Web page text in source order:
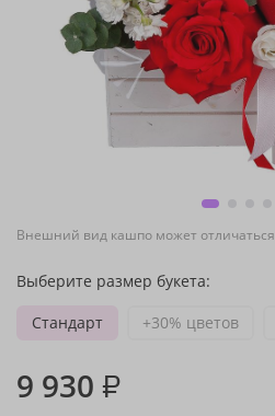
Внешний вид кашпо может отличаться
Выберите размер букета:
Стандарт
+30% цветов
9 930 ₽